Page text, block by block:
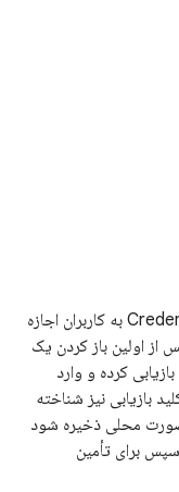
قابلیت بازیابی اعتبارنامه‌ها در Credential Manager به کاربران اجازه
از اولین باز کردن یک
کرده و وارد
بازیابی نیز شناخته
محلی ذخیره شود
برای تأمین